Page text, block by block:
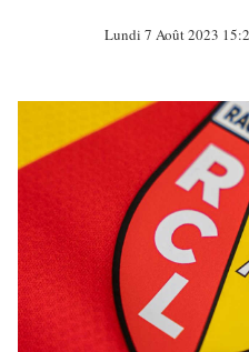
Lundi 7 Août 2023